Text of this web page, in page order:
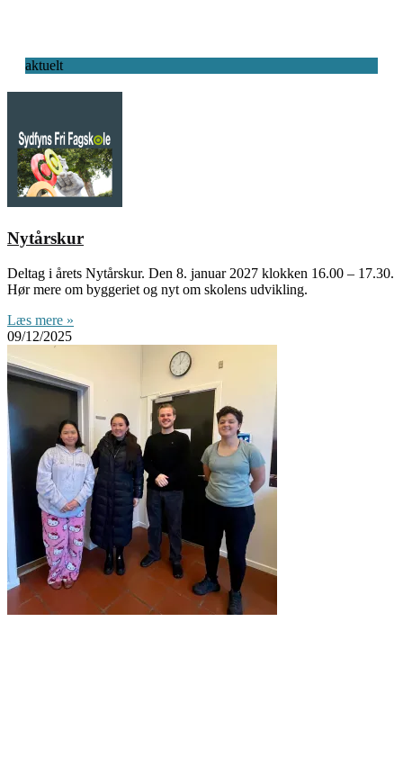
aktuelt
Nytårskur
Deltag i årets Nytårskur. Den 8. januar 2027 klokken 16.00 – 17.30.
Hør mere om byggeriet og nyt om skolens udvikling.
Læs mere »
09/12/2025